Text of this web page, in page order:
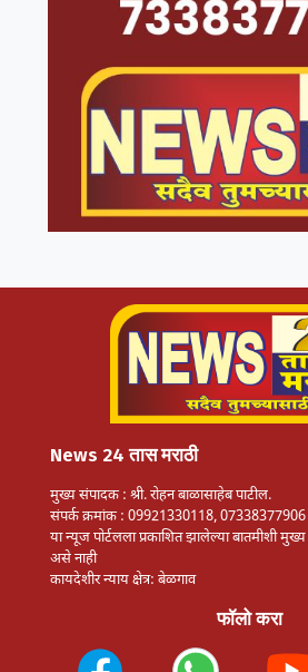
News 24 तास मराठी
मुख्य संपादक : श्री. रोहन बाळासाहेब पाटील.
संपर्क क्रमांक : 09921330118, 07338377906
या न्यूज पोर्टलला प्रकाशित झालेल्या बातमीशी
असे नाही
कायदेशीर न्याय क्षेत्र: बेळगाव
फॉलो करा